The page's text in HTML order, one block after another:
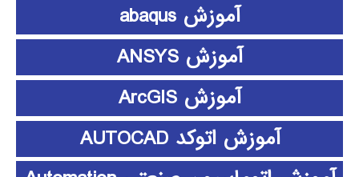
آموزش abaqus
آموزش ANSYS
آموزش ArcGIS
آموزش اتوکد AUTOCAD